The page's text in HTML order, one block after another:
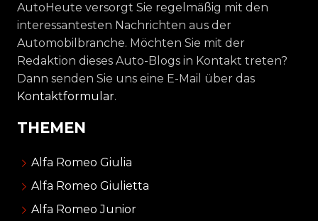
AutoHeute versorgt Sie regelmäßig mit den
interessantesten Nachrichten aus der
Automobilbranche. Möchten Sie mit der
Redaktion dieses Auto-Blogs in Kontakt treten?
Dann senden Sie uns eine E-Mail über das
Kontaktformular.
THEMEN
Alfa Romeo Giulia
Alfa Romeo Giulietta
Alfa Romeo Junior